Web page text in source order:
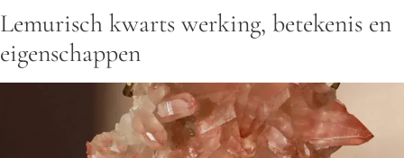
Lemurisch kwarts werking, betekenis en
eigenschappen